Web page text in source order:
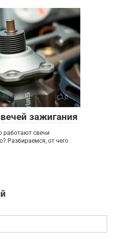
0
зажигания
работают свечи
Разбираемся, от чего